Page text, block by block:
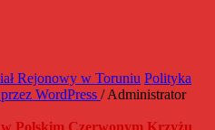
Rejonowy w Toruniu Polityka
WordPress / Administrator